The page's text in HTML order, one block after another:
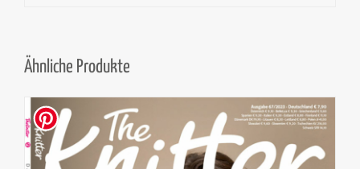
Ähnliche Produkte